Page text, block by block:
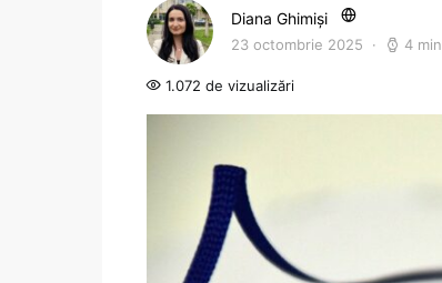
Diana Ghimiși
23 octombrie 2025 4
1.072 de vizualizări